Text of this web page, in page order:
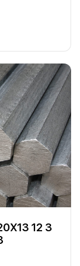
12 3